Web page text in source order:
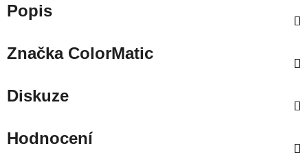
Popis
ZnačkaColorMatic
Diskuze
Hodnocení